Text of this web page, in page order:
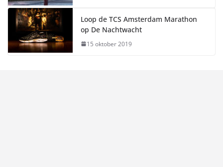
Loop de TCS Amsterdam Marathon
op De Nachtwacht
15 oktober 2019